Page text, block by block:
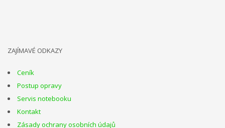
ZAJÍMAVÉ ODKAZY
Ceník
Postup opravy
Servis notebooku
Kontakt
Zásady ochrany osobních údajů